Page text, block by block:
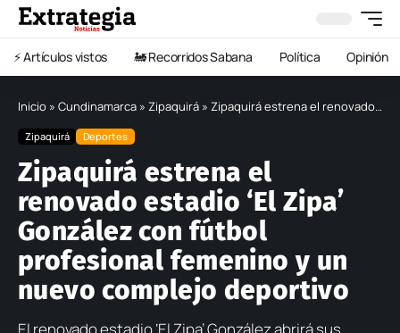
⚡️ Artículos vistos 🚂 Recorridos Sabana Política Opinión
Inicio » Cundinamarca » Zipaquirá » Zipaquirá estrena el renovado estadio ‘El Zipa’ González con fútbol profesional femenino y un nuevo complejo deportivo
Zipaquirá Deportes
Zipaquirá estrena el
renovado estadio ‘El Zipa’
González con fútbol
profesional femenino y un
nuevo complejo deportivo
El renovado estadio ‘El Zipa’ González abrirá sus